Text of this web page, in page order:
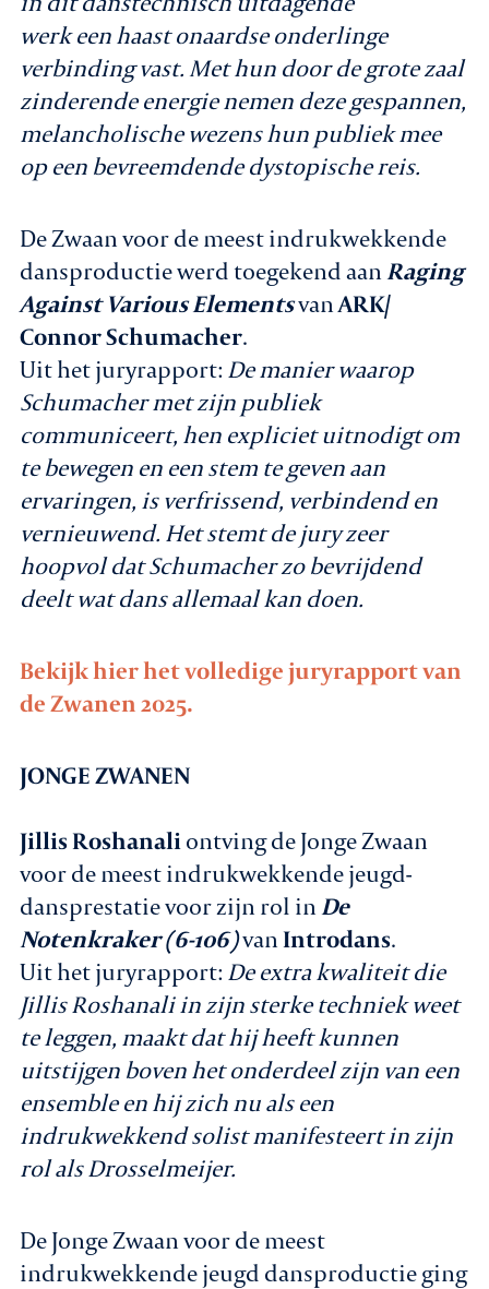
werk een haast onaardse onderlinge
verbinding vast. Met hun door de grote zaal
zinderende energie nemen deze gespannen,
melancholische wezens hun publiek mee
op een bevreemdende dystopische reis.
De Zwaan voor de meest indrukwekkende
dansproductie werd toegekend aanRaging
Against Various ElementsvanARK/
Connor Schumacher.
Uit het juryrapport: De manier waarop
Schumacher met zijn publiek
communiceert, hen expliciet uitnodigt om
te bewegen en een stem te geven aan
ervaringen, is verfrissend, verbindend en
vernieuwend. Het stemt de jury zeer
hoopvol dat Schumacher zo bevrijdend
deelt wat dans allemaal kan doen.
Bekijk hier het volledige juryrapport van
de Zwanen 2025.
JONGE ZWANEN
Jillis Roshanaliontving de Jonge Zwaan
voor de meest indrukwekkende jeugd-
dansprestatie voor zijn rol inDe
Notenkraker (6-106)vanIntrodans.
Uit het juryrapport: De extra kwaliteit die
Jillis Roshanali in zijn sterke techniek weet
te leggen, maakt dat hij heeft kunnen
uitstijgen boven het onderdeel zijn van een
ensemble en hij zich nu als een
indrukwekkend solist manifesteert in zijn
rol als Drosselmeijer.
De Jonge Zwaan voor de meest
indrukwekkende jeugd dansproductie ging